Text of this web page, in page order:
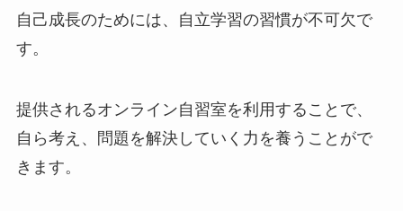
自己成長のためには、自立学習の習慣が不可欠で
す。
提供されるオンライン自習室を利用することで、
自ら考え、問題を解決していく力を養うことがで
きます。